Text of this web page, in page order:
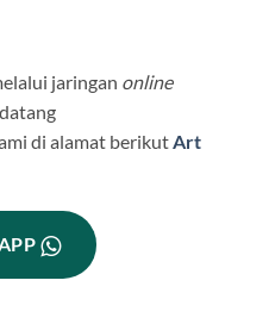
jaringan online
di alamat berikut Art